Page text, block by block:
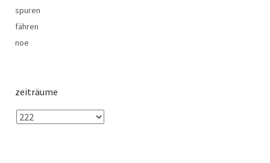
spuren
fähren
noe
zeiträume